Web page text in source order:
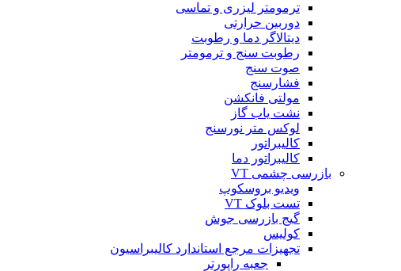
ترمومتر لیزری و تماسی
دوربین حرارتی
دیتالاگر دما و رطوبت
رطوبت سنج و ترمومتر
صوت سنج
فشارسنج
مولتی فانکشن
نشت یاب گاز
لوکس متر نورسنج
کالیبراتور
کالیبراتور دما
بازرسی چشمی VT
ویدیو بروسکوپ
تست بلوک VT
گیج بازرسی جوش
کولیس
تجهیزات مرجع استاندارد کالیبراسیون
جعبه راپورتر